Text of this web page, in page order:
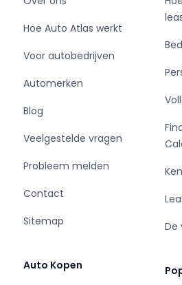
adverteerder.
Onze voorraad
doorgaans uit ruim 400
afkomstig van zorgvuldig
betrouwbare partners en
leasemaatschappijen.
Wij begrijpen als geen
bedrijfswagen aanschaffen
Wij kunnen met u meedenken
financieringsmogelijkheden.
Dus bent u opzoek naar uw
bent u bij Van der Wal Vans
Hoe Auto Atlas werkt
Voor autobedrijven
Automerken
Blog
Veelgestelde vragen
Probleem melden
Contact
Sitemap
Auto Kopen
De